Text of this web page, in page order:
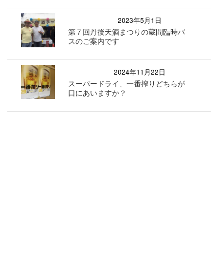
2023年5月1日
第７回丹後天酒まつりの蔵間臨時バ
スのご案内です
2024年11月22日
スーパードライ、一番搾りどちらが
口にあいますか？